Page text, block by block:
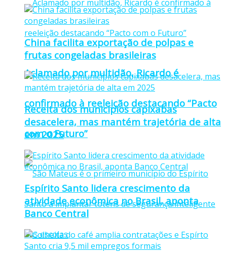
Aclamado por multidão, Ricardo é
confirmado à reeleição destacando “Pacto
com o Futuro”
China facilita exportação de polpas e
frutas congeladas brasileiras
Receita dos municípios capixabas
desacelera, mas mantém trajetória de alta
em 2025
Espírito Santo lidera crescimento da
atividade econômica no Brasil, aponta
Banco Central